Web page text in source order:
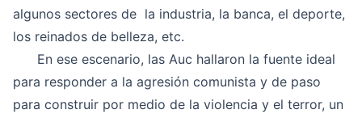
algunos sectores de la industria, la banca, el deporte,
los reinados de belleza, etc.
En ese escenario, las Auc hallaron la fuente ideal
para responder a la agresión comunista y de paso
para construir por medio de la violencia y el terror, un